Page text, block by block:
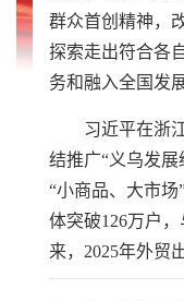
群众首创精神，
探索走出符合各
务和融入全国发
习近平在浙
结推广“义乌发
“小商品、大市
体突破126万户
来，2025年外贸